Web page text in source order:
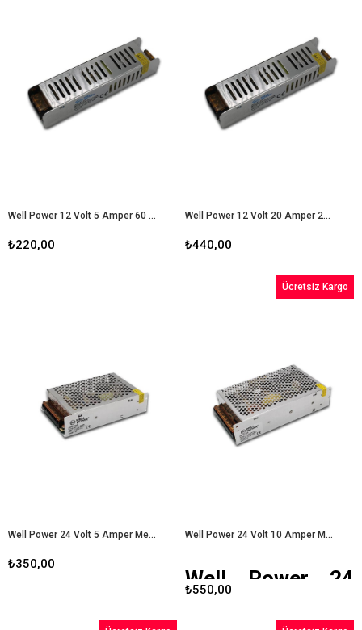
12V 25A Ultra Slim LED Metal Kasa
Adaptör ile dikkat çekiyor. Bu
adaptör, özellikle enerji ihtiyacı
yüksek olan LED aydınlatma
sistemleri ve diğer elektronik
cihazlar için tasarlanmıştır. İşte bu
adaptörün özellikleri, avantajları ve
kullanım alanları hakkında detaylı bir
inceleme.
Well Power 12 Volt 5 Amper 60 Watt Metal Kasa Adaptör
₺220,00
Well Power 12 Volt 20 Amper 240 Watt Metal Kasa Adaptör
₺440,00
Well Power 24 Volt 5 Amper Metal Kasa Adaptör
₺350,00
Well Power 24 Volt 10 Amper Metal Kasa Adaptör
Well Power 24
Volt 10 Amper
Metal Kasa
₺550,00
Ücretsiz Kargo